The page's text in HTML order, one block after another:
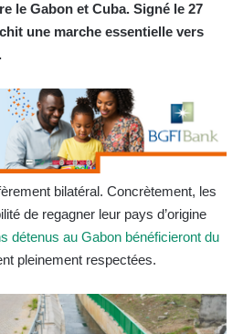
le Gabon et Cuba. Signé le 27
une marche essentielle vers
bilatéral. Concrètement, les
de regagner leur pays d’origine
détenus au Gabon bénéficieront du
pleinement respectées.